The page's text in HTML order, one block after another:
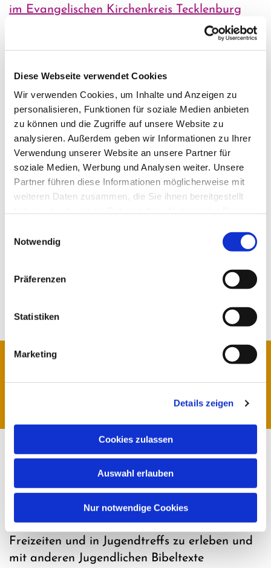
Diese Webseite verwendet Cookies
Wir verwenden Cookies, um Inhalte und Anzeigen zu
personalisieren, Funktionen für soziale Medien anbieten
zu können und die Zugriffe auf unsere Website zu
analysieren. Außerdem geben wir Informationen zu Ihrer
Verwendung unserer Website an unsere Partner für
soziale Medien, Werbung und Analysen weiter. Unsere
Partner führen diese Informationen möglicherweise mit
weiteren Daten zusammen, die Sie ihnen bereitgestellt
Notwendig
Präferenzen
Statistiken
Marketing
Details zeigen
Cookies zulassen
Auswahl erlauben
Nur notwendige Cookies
im Evangelischen Kirchenkreis Tecklenburg
Kirche in Ibbenbüren“. Ihr Ziel ist die
Förderung von Projekten, die der Erneuerung
der Kirchengemeinde in den verschiedenen
Bereichen des Gemeindelebens dienen. Sie
möchte Reformen anstoßen und initiieren und
unterstützt innovative bauliche, soziale und
kulturelle Projekte in allen Ortsteilen der Stadt
Ibbenbüren.
Sie freuen sich schon auf den Start der Ausstellung: Das Vorbereitungsteam
Adelheid Zuehlsdorf-Meder, Markus Heinze, Pfarrerin Lena Stubben, Dr.
Thorsten Jacobi, Marlies Beckemeyer und Superintendent André Ost. Foto:
Pfarrer i.R. Reinhard Lohmeyer,
Vorstand Stiftung Ev. Kirche in
Ibbenbüren
„Als 15-Jähriger Evangelische Jugendarbeit auf
Freizeiten und in Jugendtreffs zu erleben und
mit anderen Jugendlichen Bibeltexte